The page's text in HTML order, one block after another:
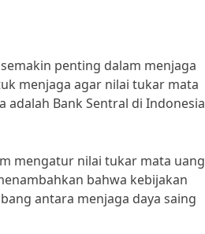
penting dalam menjaga
menjaga agar nilai tukar mata
Bank Sentral di Indonesia
mengatur nilai tukar mata uang
bahwa kebijakan
antara menjaga daya saing